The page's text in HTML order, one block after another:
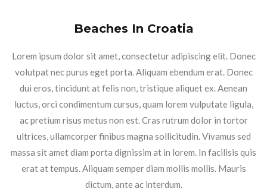
Beaches In Croatia
Lorem ipsum dolor sit amet, consectetur adipiscing elit. Donec
volutpat nec purus eget porta. Aliquam ebendum erat. Donec
dui eros, tincidunt at felis non, tristique aliquet ex. Aenean
luctus, orci condimentum cursus, quam lorem vulputate ligula,
ac pretium risus metus non est. Cras rutrum dolor in tortor
ultrices, ullamcorper finibus magna sollicitudin. Vivamus sed
massa sit amet diam porta dignissim at in lorem. In facilisis quis
erat at tempus. Aliquam semper diam mollis mollis. Mauris
dictum, ante ac interdum.